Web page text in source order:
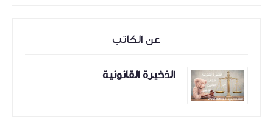
عن الكاتب
الذخيرة القانونية